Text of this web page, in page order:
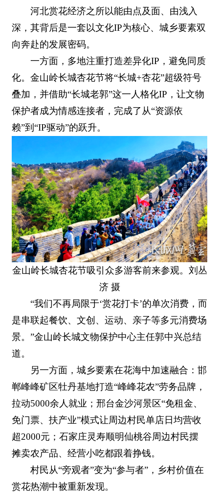
河北赏花经济之所以能由点及面、由浅入
深，其背后是一套以文化IP为核心、城乡要素双
向奔赴的发展密码。
一方面，多地注重打造差异化IP，避免同质
化。金山岭长城杏花节将“长城+杏花”超级符号
叠加，并借助“长城老郭”这一人格化IP，让文物
保护者成为情感连接者，完成了从“资源依
赖”到“IP驱动”的跃升。
金山岭长城杏花节吸引众多游客前来参观。刘丛
济 摄
“我们不再局限于‘赏花打卡’的单次消费，而
是串联起餐饮、文创、运动、亲子等多元消费场
景。”金山岭长城文物保护中心主任郭中兴总结
道。
另一方面，城乡要素在花海中加速融合：邯
郸峰峰矿区牡丹基地打造“峰峰花农”劳务品牌，
拉动5000余人就业；邢台金沙河景区“免租金、
免门票、扶产业”模式让周边村民单店日均营收
超2000元；石家庄灵寿顺明仙桃谷周边村民摆
摊卖农产品、经营小吃都跟着挣钱。
村民从“旁观者”变为“参与者”，乡村价值在
赏花热潮中被重新发现。